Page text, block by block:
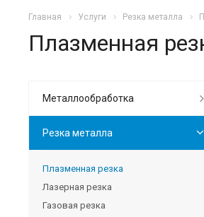
Главная Услуги Резка металла
Плазменная
Металлообработка
Резка металла
Плазменная резка
Лазерная резка
Газовая резка